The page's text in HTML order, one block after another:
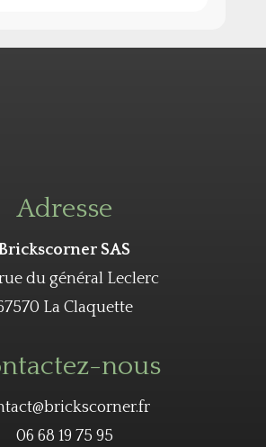
Adresse
SAS
du général Leclerc
La Claquette
nous
06 68 19 75 95